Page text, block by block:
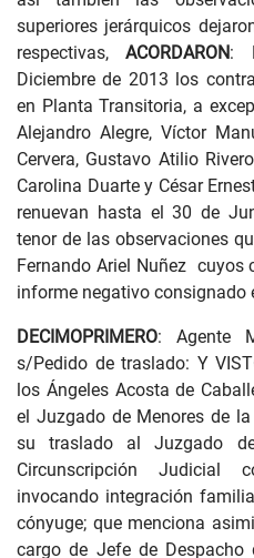
superiores jerárquicos
respectivas,ACORDARON:
Diciembre de 2013 los
en Planta Transitoria, a
Alejandro Alegre, Víctor
Cervera, Gustavo Atilio
Carolina Duarte y César
renuevan hasta el 30 de
tenor de las observaciones
Fernando Ariel Nuñez cuyos
informe negativo consignado
DECIMOPRIMERO: Agente
s/Pedido de traslado: Y
los Ángeles Acosta de
el Juzgado de Menores de
su traslado al Juzgado
Circunscripción Judicial
invocando integración
cónyuge; que menciona
cargo de Jefe de